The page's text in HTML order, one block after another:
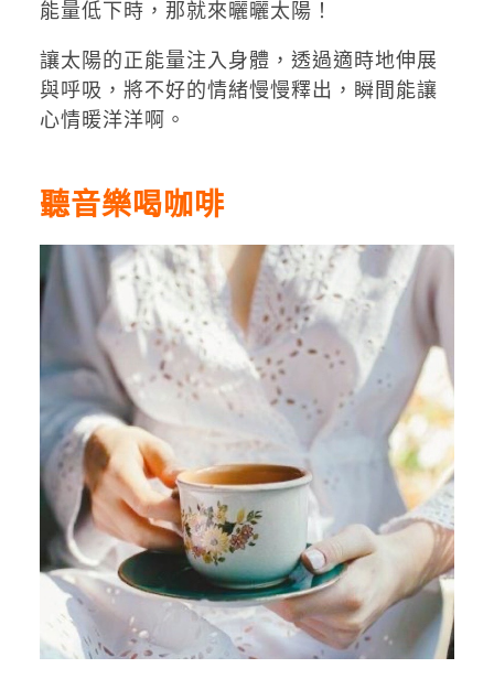
能量低下時，那就來曬曬太陽！
讓太陽的正能量注入身體，透過適時地伸展
與呼吸，將不好的情緒慢慢釋出，瞬間能讓
心情暖洋洋啊。
聽音樂喝咖啡